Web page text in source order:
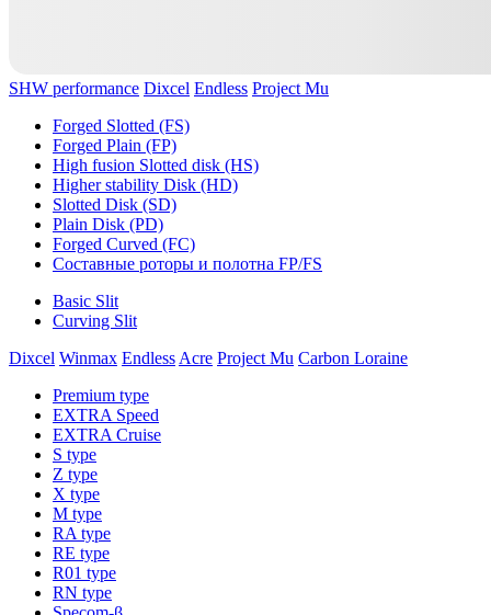
SHW performance Dixcel Endless Project Mu
Forged Slotted (FS)
Forged Plain (FP)
High fusion Slotted disk (HS)
Higher stability Disk (HD)
Slotted Disk (SD)
Plain Disk (PD)
Forged Curved (FC)
Составные роторы и полотна FP/FS
Basic Slit
Curving Slit
Dixcel Winmax Endless Acre Project Mu Carbon Loraine
Premium type
EXTRA Speed
EXTRA Cruise
S type
Z type
X type
M type
RA type
RE type
R01 type
RN type